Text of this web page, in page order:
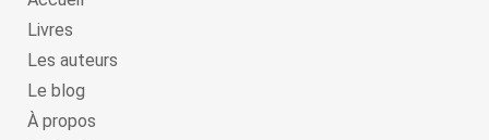
Livres
Les auteurs
Le blog
À propos